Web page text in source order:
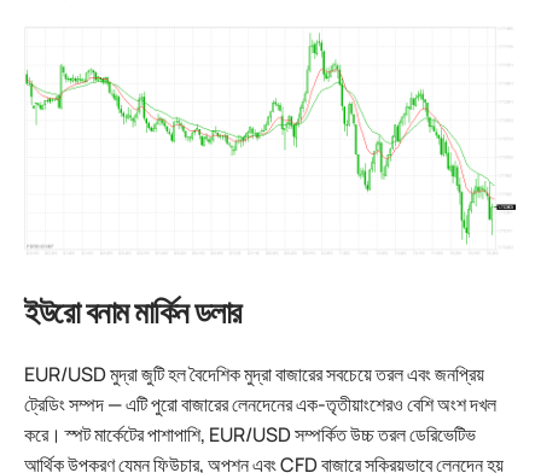
ইউরো বনাম মার্কিন ডলার
EUR/USD মুদ্রা জুটি হল বৈদেশিক মুদ্রা বাজারের সবচেয়ে তরল এবং জনপ্রিয়
ট্রেডিং সম্পদ — এটি পুরো বাজারের লেনদেনের এক-তৃতীয়াংশেরও বেশি অংশ দখল
করে। স্পট মার্কেটের পাশাপাশি, EUR/USD সম্পর্কিত উচ্চ তরল ডেরিভেটিভ
আর্থিক উপকরণ যেমন ফিউচার, অপশন এবং CFD বাজারে সক্রিয়ভাবে লেনদেন হয়